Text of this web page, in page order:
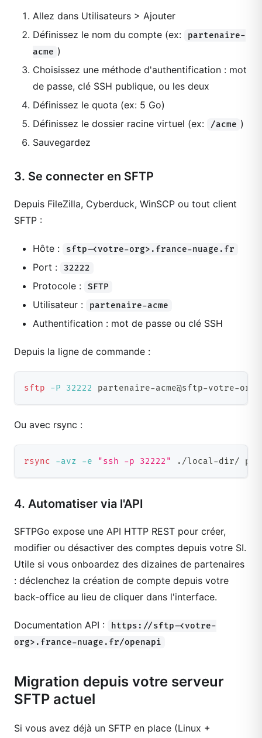
Allez dans Utilisateurs > Ajouter
Définissez le nom du compte (ex:
partenaire-
acme )
Choisissez une méthode d'authentification : mot
de passe, clé SSH publique, ou les deux
Définissez le quota (ex: 5 Go)
Définissez le dossier racine virtuel (ex:
/acme )
Sauvegardez
3. Se connecter en SFTP
Depuis FileZilla, Cyberduck, WinSCP ou tout client
SFTP :
Hôte : sftp-<votre-org>.france-nuage.fr
Port : 32222
Protocole : SFTP
Utilisateur : partenaire-acme
Authentification : mot de passe ou clé SSH
Depuis la ligne de commande :
sftp -P 32222 partenaire-acme@sftp-votre-
Ou avec rsync :
rsync -avz -e "ssh -p 32222" ./local-dir/
4. Automatiser via l'API
SFTPGo expose une API HTTP REST pour créer,
modifier ou désactiver des comptes depuis votre SI.
Utile si vous onboardez des dizaines de partenaires
: déclenchez la création de compte depuis votre
back-office au lieu de cliquer dans l'interface.
Documentation API :
https://sftp-<votre-
org>.france-nuage.fr/openapi
Migration depuis votre serveur
SFTP actuel
Si vous avez déjà un SFTP en place (Linux +